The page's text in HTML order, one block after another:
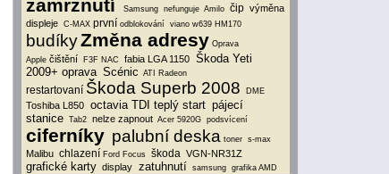
zamrznutí Samsung nefunguje Amilo čip výměna
displeje C-MAX první odblokování viano w639 HM170
budíkyZměna adresy Oprava
Apple čištění F3F NAC fabia LGA 1150 Škoda Yeti
2009+ oprava Scénic ATI Radeon
restartovaní Škoda Superb 2008 DME
Toshiba L850 octavia TDI teplý start pájecí
stanice Tab2 nelze zapnout Acer 5920G podsvícení
ciferníky palubní deska toner s-max
Malibu chlazení Ford Focus škoda VGN-NR31Z
grafické karty display zatuhnutí samsung grafika AMD